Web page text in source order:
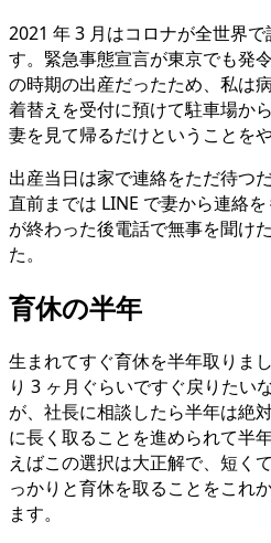
2021 年 3 月はコロナが全世界
す。緊急事態宣言が東京でも発
の時期の出産だったため、私は
着替えを受付に預けて駐車場か
妻を見て帰るだけということを
出産当日は家で連絡をただ待つ
直前までは LINE で妻から連絡
が終わった後電話で無事を聞け
た。
育休の半年
生まれてすぐ育休を半年取りま
り 3 ヶ月ぐらいですぐ戻りたい
が、社長に相談したら半年は絶
に長く取ることを進められて半
えばこの選択は大正解で、短く
っかりと育休を取ることをこれ
ます。